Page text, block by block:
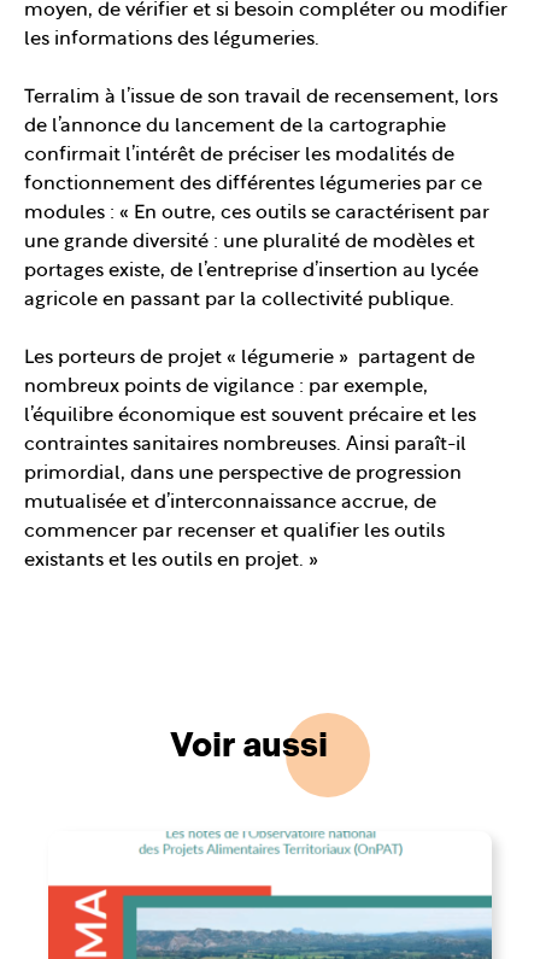
moyen, de vérifier et si besoin compléter ou modifier
les informations des légumeries.
Terralim à l’issue de son travail de recensement, lors
de l’annonce du lancement de la cartographie
confirmait l’intérêt de préciser les modalités de
fonctionnement des différentes légumeries par ce
modules : « En outre, ces outils se caractérisent par
une grande diversité : une pluralité de modèles et
portages existe, de l’entreprise d’insertion au lycée
agricole en passant par la collectivité publique.
Les porteurs de projet « légumerie » partagent de
nombreux points de vigilance : par exemple,
l’équilibre économique est souvent précaire et les
contraintes sanitaires nombreuses. Ainsi paraît-il
primordial, dans une perspective de progression
mutualisée et d’interconnaissance accrue, de
commencer par recenser et qualifier les outils
existants et les outils en projet. »
Voir aussi